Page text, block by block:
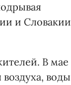
и Словакии
В мае
воды